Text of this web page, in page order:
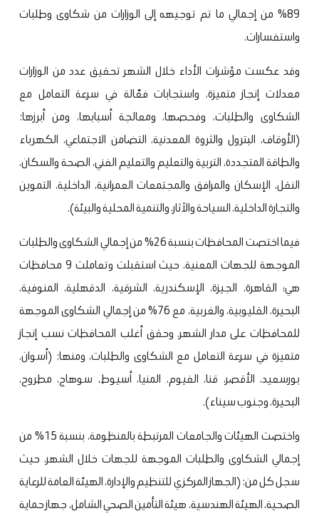
89% من إجمالي ما تم توجيهه إلى الوزارات من شكاوى وطلبات
واستفسارات.
وقد عكست مؤشرات الأداء خلال الشهر تحقيق عدد من الوزارات
معدلات إنجاز متميزة، واستجابات فعّالة في سرعة التعامل مع
الشكاوى والطلبات، وفحصها، ومعالجة أسبابها، ومن أبرزها:
(الأوقاف، البترول والثروة المعدنية، التضامن الاجتماعي، الكهرباء
والطاقة المتجددة، التربية والتعليم والتعليم الفني، الصحة والسكان،
النقل، الإسكان والمرافق والمجتمعات العمرانية، الداخلية، التموين
والتجارة الداخلية، السياحة والآثار، والتنمية المحلية والبيئة).
فيما اختصت المحافظات بنسبة 26% من إجمالي الشكاوى والطلبات
الموجهة للجهات المعنية، حيث استقبلت وتعاملت 9 محافظات
هي؛ القاهرة، الجيزة، الإسكندرية، الشرقية، الدقهلية، المنوفية،
البحيرة، القليوبية، والغربية، مع 76% من إجمالي الشكاوى الموجهة
للمحافظات على مدار الشهر. وحقق أغلب المحافظات نسب إنجاز
متميزة في سرعة التعامل مع الشكاوى والطلبات، ومنها: (أسوان،
بورسعيد، الأقصر، قنا، الفيوم، المنيا، أسيوط، سوهاج، مطروح،
البحيرة، وجنوب سيناء).
واختصت الهيئات والجامعات المرتبطة بالمنظومة، بنسبة 15% من
إجمالي الشكاوى والطلبات الموجهة للجهات خلال الشهر، حيث
سجل كل من: (الجهاز المركزي للتنظيم والإدارة، الهيئة العامة للرعاية
الصحية، الهيئة الهندسية، هيئة التأمين الصحي الشامل، جهاز حماية